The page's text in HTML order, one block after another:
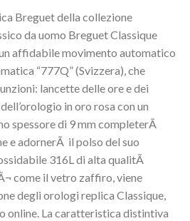
Breguet della collezione
da uomo Breguet Classique
affidabile movimento automatico
“777Q” (Svizzera), che
lancette delle ore e dei
in oro rosa con un
spessore di 9 mm completerÃ
e adornerÃ il polso del suo
316L di alta qualitÃ
come il vetro zaffiro, viene
degli orologi replica Classique,
online. La caratteristica distintiva